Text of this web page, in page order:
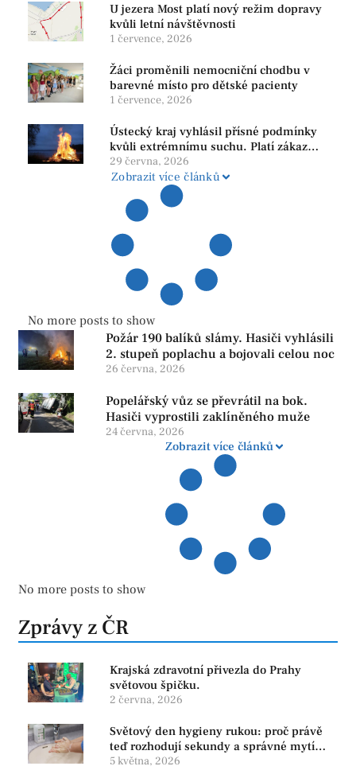
U jezera Most platí nový režim dopravy
kvůli letní návštěvnosti
1 července, 2026
Žáci proměnili nemocniční chodbu v
barevné místo pro dětské pacienty
1 července, 2026
Ústecký kraj vyhlásil přísné podmínky
kvůli extrémnímu suchu. Platí zákaz
ohňů i pyrotechniky
29 června, 2026
Zobrazit více článků
No more posts to show
Požár 190 balíků slámy. Hasiči vyhlásili
2. stupeň poplachu a bojovali celou noc
26 června, 2026
Popelářský vůz se převrátil na bok.
Hasiči vyprostili zaklíněného muže
24 června, 2026
Zobrazit více článků
No more posts to show
Zprávy z ČR
Krajská zdravotní přivezla do Prahy
světovou špičku.
2 června, 2026
Světový den hygieny rukou: proč právě
teď rozhodují sekundy a správné mytí
rukou
5 května, 2026